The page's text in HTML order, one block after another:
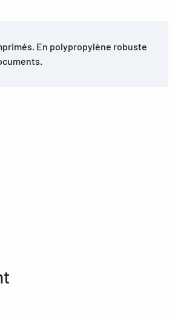
En polypropylène robuste